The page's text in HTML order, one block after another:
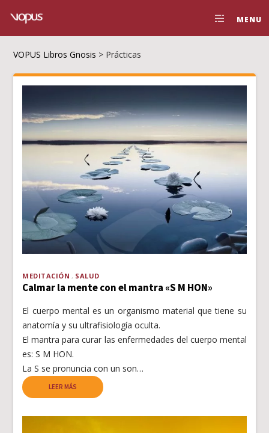
MENU
VOPUS Libros Gnosis > Prácticas
MEDITACIÓN SALUD
Calmar la mente con el mantra «S M HON»
El cuerpo mental es un organismo material que tiene su
anatomía y su ultrafisiología oculta.
El mantra para curar las enfermedades del cuerpo mental
es: S M HON.
La S se pronuncia con un son…
LEER MÁS